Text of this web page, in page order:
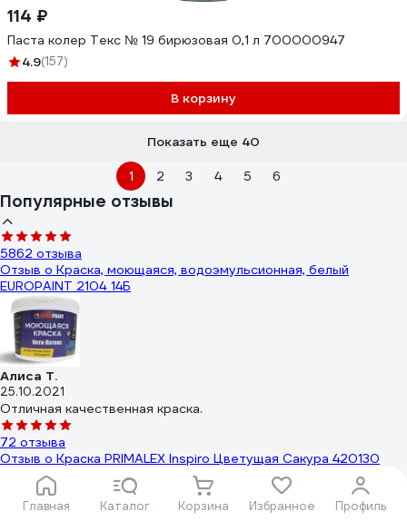
Главная Каталог Корзина Избранное Профиль
114 ₽
Паста колер Текс № 19 бирюзовая 0,1 л 700000947
4.9(157)
В корзину
Показать еще 40
1 2 3 4 5 6
Популярные отзывы
5862 отзыва
Отзыв о Краска, моющаяся, водоэмульсионная, белый
EUROPAINT 2104_14Б
Алиса Т.
25.10.2021
Отличная качественная краска.
72 отзыва
Отзыв о Краска PRIMALEX Inspiro Цветущая Сакура 420130